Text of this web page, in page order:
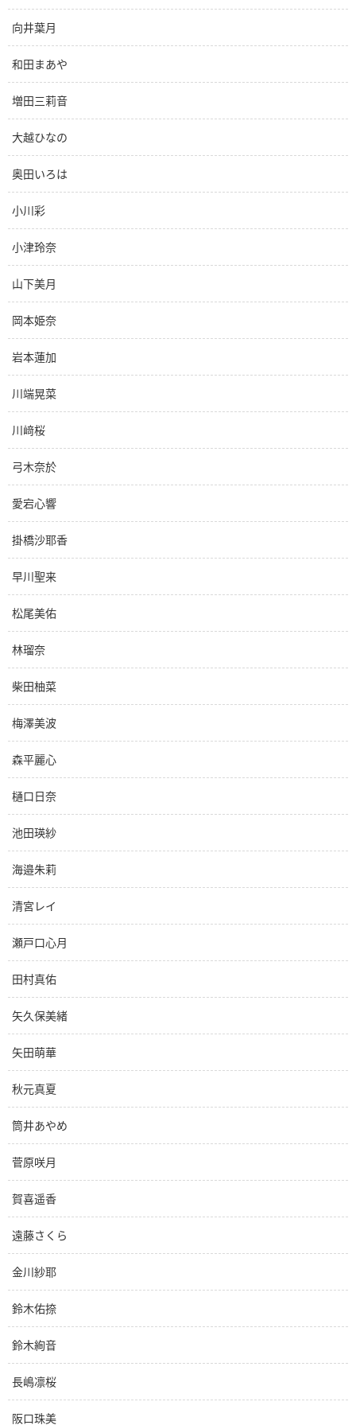
向井葉月
和田まあや
増田三莉音
大越ひなの
奥田いろは
小川彩
小津玲奈
山下美月
岡本姫奈
岩本蓮加
川端晃菜
川﨑桜
弓木奈於
愛宕心響
掛橋沙耶香
早川聖来
松尾美佑
林瑠奈
柴田柚菜
梅澤美波
森平麗心
樋口日奈
池田瑛紗
海邉朱莉
清宮レイ
瀬戸口心月
田村真佑
矢久保美緒
矢田萌華
秋元真夏
筒井あやめ
菅原咲月
賀喜遥香
遠藤さくら
金川紗耶
鈴木佑捺
鈴木絢音
長嶋凛桜
阪口珠美